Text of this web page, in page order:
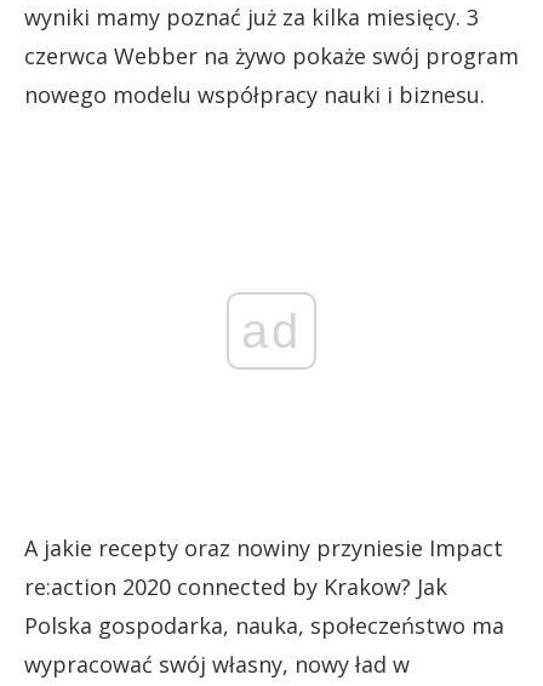
wyniki mamy poznać już za kilka miesięcy. 3
czerwca Webber na żywo pokaże swój program
nowego modelu współpracy nauki i biznesu.
ad
A jakie recepty oraz nowiny przyniesie Impact
re:action 2020 connected by Krakow? Jak
Polska gospodarka, nauka, społeczeństwo ma
wypracować swój własny, nowy ład w